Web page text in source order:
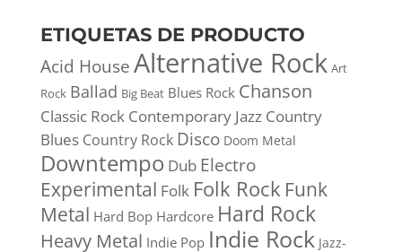
ETIQUETAS DE PRODUCTO
Acid HouseAlternative Rock Art
Rock Ballad Big Beat Blues Rock Chanson
Classic Rock Contemporary Jazz Country
Blues Country Rock Disco Doom Metal
Downtempo Dub Electro
Experimental Folk Folk Rock Funk
Metal Hard Bop Hardcore Hard Rock
Heavy Metal Indie Pop Indie Rock Jazz-